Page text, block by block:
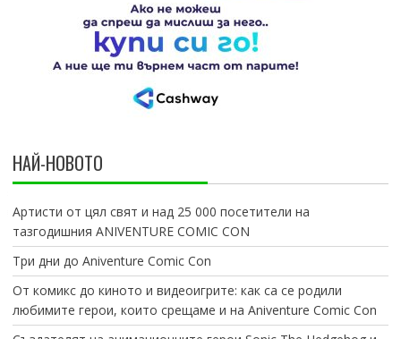
НАЙ-НОВОТО
Артисти от цял свят и над 25 000 посетители на
тазгодишния ANIVENTURE COMIC CON
Три дни до Aniventure Comic Con
От комикс до киното и видеоигрите: как са се родили
любимите герои, които срещаме и на Aniventure Comic Con